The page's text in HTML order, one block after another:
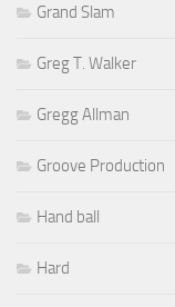
Grand Slam
Greg T. Walker
Gregg Allman
Groove Production
Hand ball
Hard